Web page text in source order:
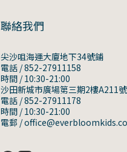
聯絡我們
尖沙咀海運大廈地下34號鋪
電話 / 852-27911158
時間 / 10:30-21:00
沙田新城市廣場第三期2樓A211
電話 / 852-27911178
時間 / 10:30-21:00
電郵 /